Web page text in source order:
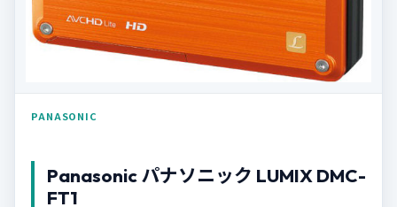
PANASONIC
Panasonic パナソニック LUMIX DMC-
FT1